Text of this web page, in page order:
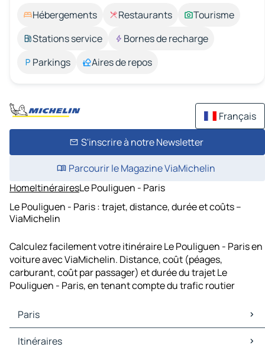
Hébergements Restaurants
Tourisme
Stations service
Bornes de recharge
Parkings
Aires de repos
Français
S'inscrire à notre Newsletter
Parcourir le Magazine ViaMichelin
HomeItinérairesLe Pouliguen - Paris
Le Pouliguen - Paris : trajet, distance, durée et coûts –
ViaMichelin
Calculez facilement votre itinéraire Le Pouliguen - Paris en
voiture avec ViaMichelin. Distance, coût (péages,
carburant, coût par passager) et durée du trajet Le
Pouliguen - Paris, en tenant compte du trafic routier
Paris
Paris Cartes et plans
Itinéraires